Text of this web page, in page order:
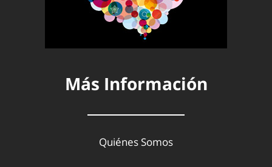
Más Información
Quiénes Somos